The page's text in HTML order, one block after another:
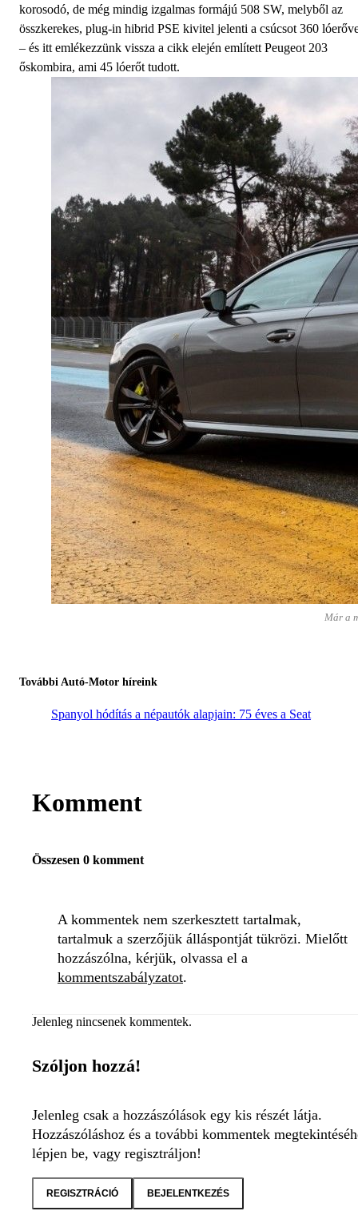
korosodó, de még mindig izgalmas formájú 508 SW, melyből az
összkerekes, plug-in hibrid PSE kivitel jelenti a csúcsot 360
– és itt emlékezzünk vissza a cikk elején említett Peugeot 203
őskombira, ami 45 lóerőt tudott.
Már a
További Autó-Motor híreink
Spanyol hódítás a népautók alapjain: 75 éves a Seat
Komment
Összesen 0 komment
A kommentek nem szerkesztett tartalmak,
tartalmuk a szerzőjük álláspontját tükrözi. Mielőtt
hozzászólna, kérjük, olvassa el a
kommentszabályzatot.
Jelenleg nincsenek kommentek.
Szóljon hozzá!
Jelenleg csak a hozzászólások egy kis részét látja.
Hozzászóláshoz és a további kommentek
lépjen be, vagy regisztráljon!
REGISZTRÁCIÓ BEJELENTKEZÉS